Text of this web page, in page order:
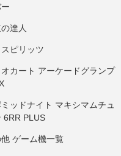
達人
ピリッツ
カート アーケードグランプ
ッドナイト マキシマムチュ
6RR PLUS
ゲーム機一覧